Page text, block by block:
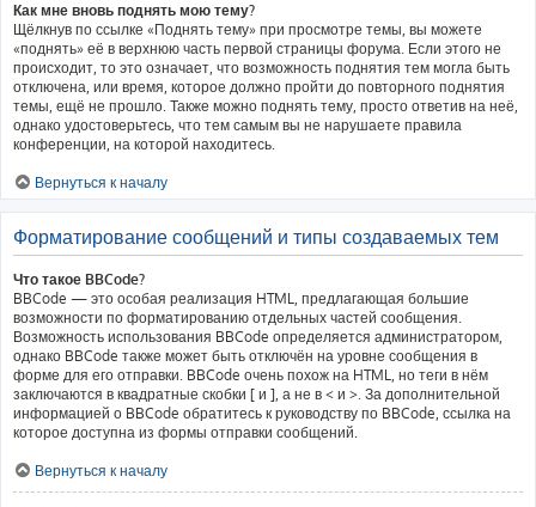
Как мне вновь поднять мою тему?
Щёлкнув по ссылке «Поднять тему» при просмотре темы, вы можете
«поднять» её в верхнюю часть первой страницы форума. Если этого не
происходит, то это означает, что возможность поднятия тем могла быть
отключена, или время, которое должно пройти до повторного поднятия
темы, ещё не прошло. Также можно поднять тему, просто ответив на неё,
однако удостоверьтесь, что тем самым вы не нарушаете правила
конференции, на которой находитесь.
Вернуться к началу
Форматирование сообщений и типы создаваемых тем
Что такое BBCode?
BBCode — это особая реализация HTML, предлагающая большие
возможности по форматированию отдельных частей сообщения.
Возможность использования BBCode определяется администратором,
однако BBCode также может быть отключён на уровне сообщения в
форме для его отправки. BBCode очень похож на HTML, но теги в нём
заключаются в квадратные скобки [ и ], а не в < и >. За дополнительной
информацией о BBCode обратитесь к руководству по BBCode, ссылка на
которое доступна из формы отправки сообщений.
Вернуться к началу